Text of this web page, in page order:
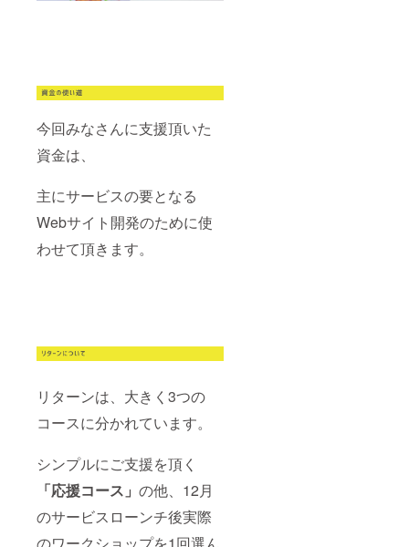
今回みなさんに支援頂いた
資金は、
主にサービスの要となる
Webサイト開発のために使
わせて頂きます。
リターンは、大きく3つの
コースに分かれています。
シンプルにご支援を頂く
「応援コース」 の他、12月
のサービスローンチ後実際
のワークショップを1回選ん